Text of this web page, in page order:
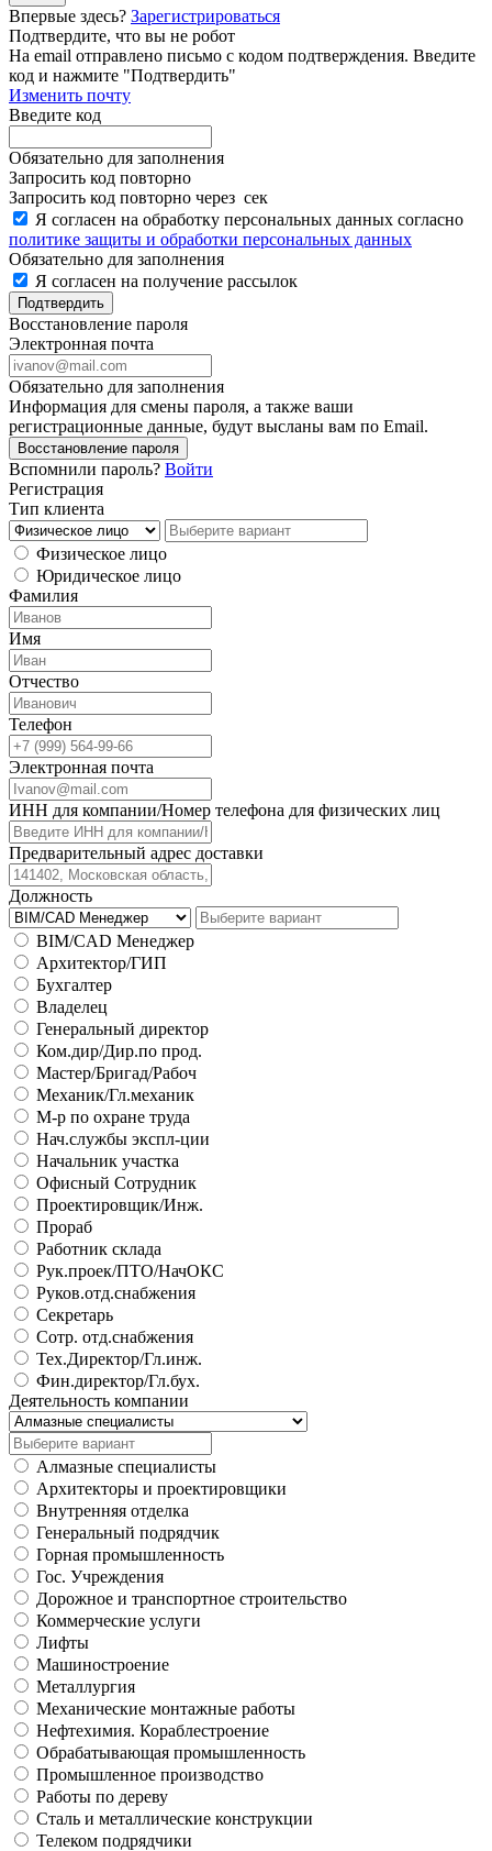
Впервые здесь? Зарегистрироваться
Подтвердите, что вы не робот
Ha email отправлено письмо с кодом подтверждения. Введите
код и нажмите "Подтвердить"
Изменить почту
Введите код
Обязательно для заполнения
Запросить код повторно
Запросить код повторно через сек
Я согласен на обработку персональных данных согласно
политике защиты и обработки персональных данных
Обязательно для заполнения
Я согласен на получение рассылок
Подтвердить
Восстановление пароля
Электронная почта
Обязательно для заполнения
Информация для смены пароля, а также ваши
регистрационные данные, будут высланы вам по Email.
Восстановление пароля
Вспомнили пароль? Войти
Регистрация
Тип клиента
Физическое лицо
Юридическое лицо
Фамилия
Имя
Отчество
Телефон
Электронная почта
ИНН для компании/Номер телефона для физических лиц
Предварительный адрес доставки
Должность
BIM/CAD Менеджер
Архитектор/ГИП
Бухгалтер
Владелец
Генеральный директор
Ком.дир/Дир.по прод.
Мастер/Бригад/Рабоч
Механик/Гл.механик
М-р по охране труда
Нач.службы экспл-ции
Начальник участка
Офисный Сотрудник
Проектировщик/Инж.
Прораб
Работник склада
Рук.проек/ПТО/НачОКС
Руков.отд.снабжения
Секретарь
Сотр. отд.снабжения
Тех.Директор/Гл.инж.
Фин.директор/Гл.бух.
Деятельность компании
Алмазные специалисты
Архитекторы и проектировщики
Внутренняя отделка
Генеральный подрядчик
Горная промышленность
Гос. Учреждения
Дорожное и транспортное строительство
Коммерческие услуги
Лифты
Машиностроение
Металлургия
Механические монтажные работы
Нефтехимия. Кораблестроение
Обрабатывающая промышленность
Промышленное производство
Работы по дереву
Сталь и металлические конструкции
Телеком подрядчики